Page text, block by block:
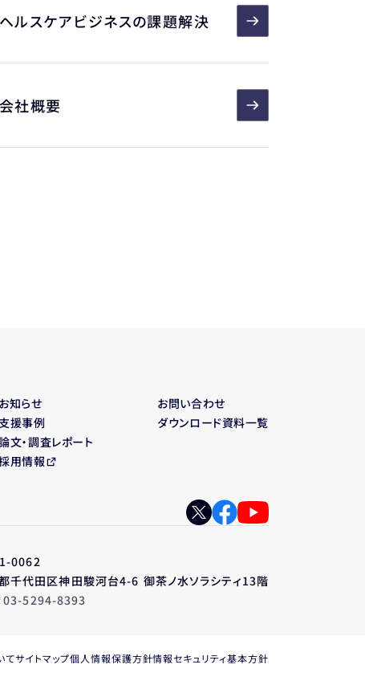
ヘルスケアビジネスの課題解決
会社概要
お知らせ
支援事例
文・調査レポート
用情報
お問い合わせ
ダウンロード資料一覧
0062
千代田区神田駿河台4-6 御茶ノ水ソラシティ13階
03-5294-8393
てサイトマップ個人情報保護方針情報セキュリティ基本方針